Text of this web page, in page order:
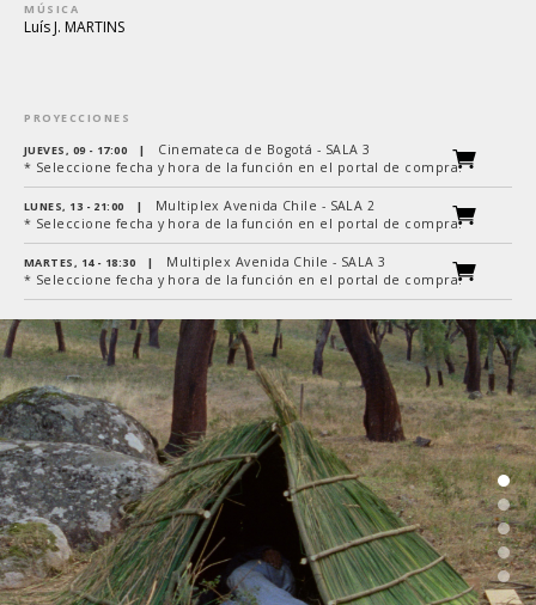
MÚSICA
Luís J. MARTINS
PROYECCIONES
JUEVES, 09 - 17:00 |
Cinemateca de Bogotá - SALA 3
* Seleccione fecha y hora de la función en el portal de compra.
LUNES, 13 - 21:00 |
Multiplex Avenida Chile - SALA 2
* Seleccione fecha y hora de la función en el portal de compra.
MARTES, 14 - 18:30 |
Multiplex Avenida Chile - SALA 3
* Seleccione fecha y hora de la función en el portal de compra.